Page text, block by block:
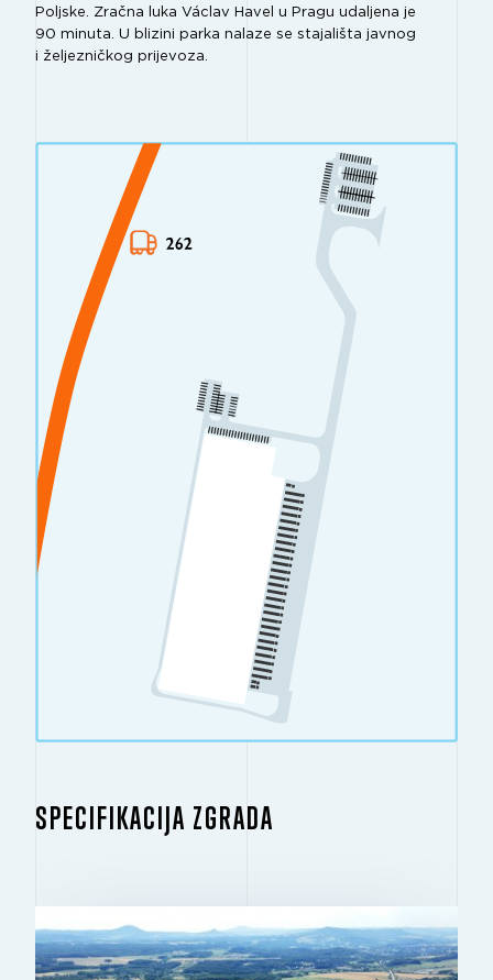
Poljske. Zračna luka Václav Havel u Pragu udaljena je
90 minuta. U blizini parka nalaze se stajališta javnog
i željezničkog prijevoza.
SPECIFIKACIJA ZGRADA
ZGRADA 1.1
15.628 M
2